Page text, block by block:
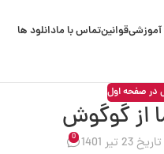
آموزشیقوانینتماس با مادانلود ها
در صفحه اول
از گوگوش
23 تیر 1401 0